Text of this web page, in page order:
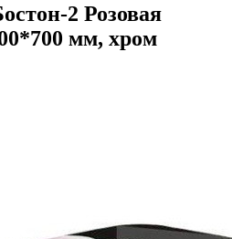
2 Розовая
мм, хром